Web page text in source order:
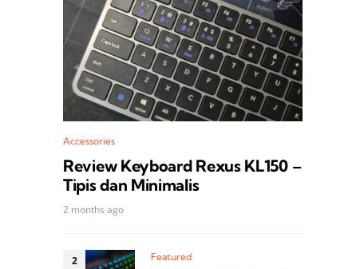
Accessories
Review Keyboard Rexus KL150 –
Tipis dan Minimalis
2 months ago
Featured